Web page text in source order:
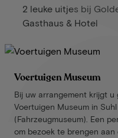
2 leuke uitjes bij
Gasthaus & Hotel
Voertuigen Museum
Bij uw arrangement krijgt
Voertuigen Museum in Suhl
(Fahrzeugmuseum). Een
om bezoek te brengen aan